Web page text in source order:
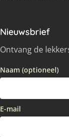
Nieuwsbrief
Ontvang de
Naam (optioneel)
E-mail